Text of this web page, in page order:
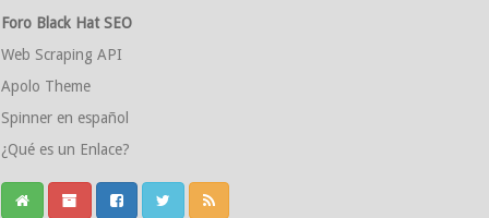
Foro Black Hat SEO
Web Scraping API
Apolo Theme
Spinner en español
¿Qué es un Enlace?